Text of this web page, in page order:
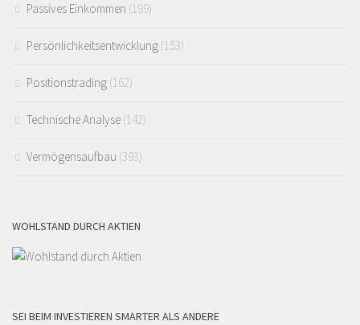
Passives Einkommen (199)
Persönlichkeitsentwicklung (153)
Positionstrading (162)
Technische Analyse (142)
Vermögensaufbau (393)
WOHLSTAND DURCH AKTIEN
SEI BEIM INVESTIEREN SMARTER ALS ANDERE